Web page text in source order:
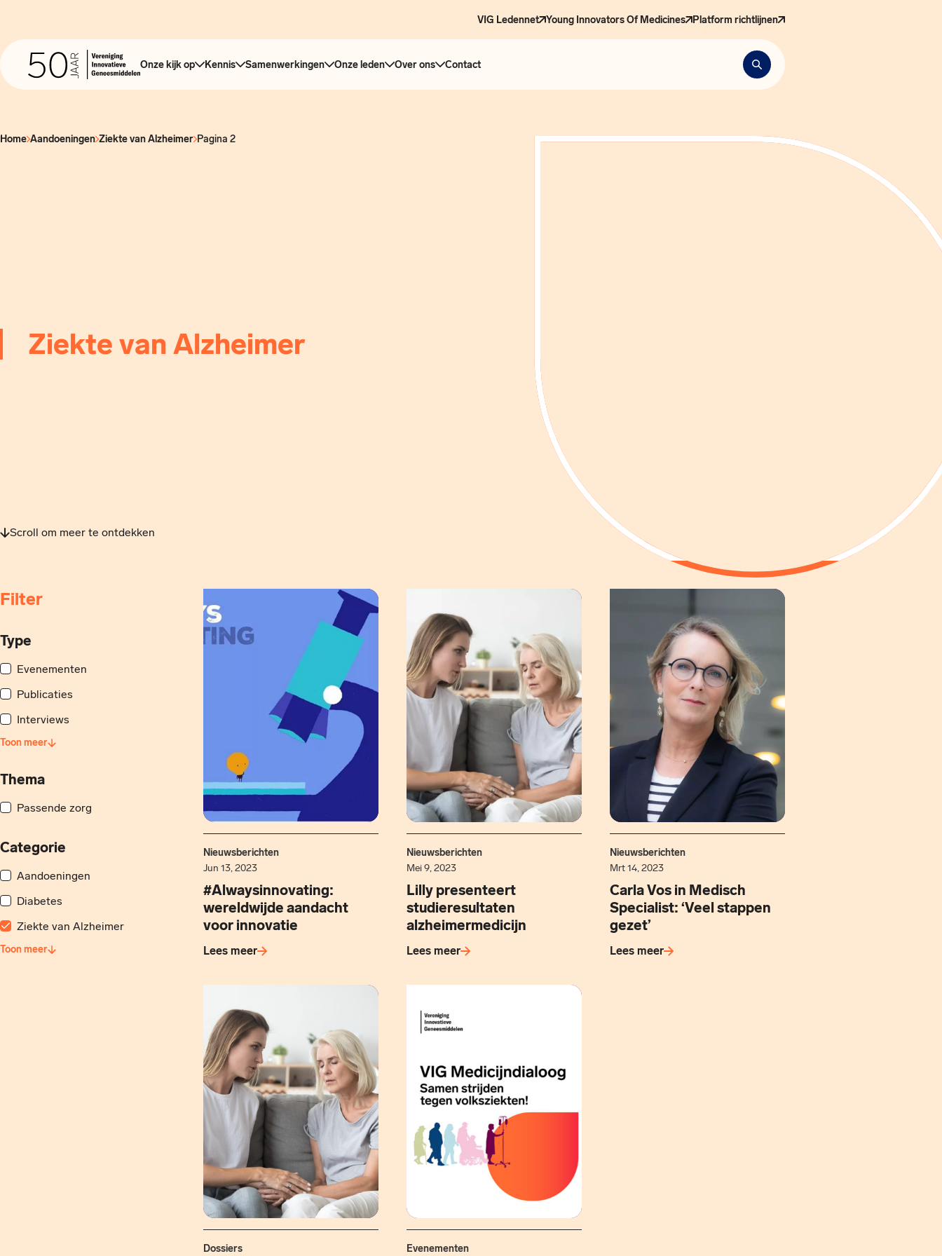
VIG Ledennet Young Innovators Of Medicines Platform richtlijnen
Onze kijk op Kennis Samenwerkingen Onze leden Over ons Contact
Home Aandoeningen Ziekte van Alzheimer Pagina 2
Ziekte van Alzheimer
Scroll om meer te ontdekken
Nieuwsberichten
Jun 13, 2023
#Alwaysinnovating:
wereldwijde aandacht
voor innovatie
Lees meer
Nieuwsberichten
Mei 9, 2023
Lilly presenteert
studieresultaten
alzheimermedicijn
Lees meer
Nieuwsberichten
Mrt 14, 2023
Carla Vos in Medisch
Specialist: ‘Veel stappen
gezet’
Lees meer
Dossiers
Evenementen
Filter
Type
Evenementen
Publicaties
Interviews
Toon meer
Thema
Passende zorg
Categorie
Aandoeningen
Diabetes
Ziekte van Alzheimer
Toon meer